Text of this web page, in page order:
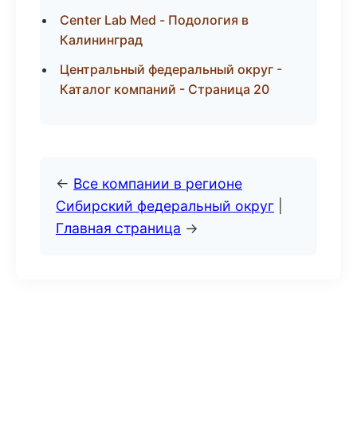
Center Lab Med - Подология в
Калининград
Центральный федеральный округ -
Каталог компаний - Страница 20
← Все компании в регионе
Сибирский федеральный округ
Главная страница →